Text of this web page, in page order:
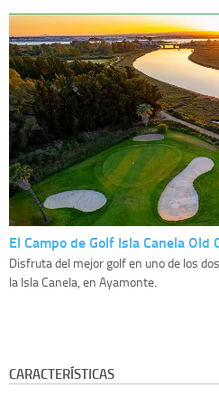
El Campo de Golf Isla Canela Old
Disfruta del mejor golf en uno de los
la Isla Canela, en Ayamonte.
CARACTERÍSTICAS